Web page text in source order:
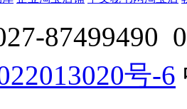
87499490
号-6